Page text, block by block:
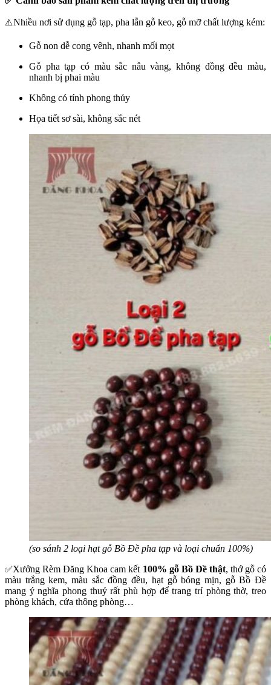
⚠️Nhiều nơi sử dụng gỗ tạp, pha lẫn gỗ keo, gỗ mỡ chất lượng kém:
Gỗ non dễ cong vênh, nhanh mối mọt
Gỗ pha tạp có màu sắc nâu vàng, không đồng đều màu,
nhanh bị phai màu
Không có tính phong thủy
Họa tiết sơ sài, không sắc nét
(so sánh 2 loại hạt gỗ Bồ Đề pha tạp và loại chuẩn 100%)
✅Xưởng Rèm Đăng Khoa cam kết 100% gỗ Bồ Đề thật, thớ gỗ có
màu trắng kem, màu sắc đồng đều, hạt gỗ bóng mịn, gỗ Bồ Đề
mang ý nghĩa phong thuỷ rất phù hợp để trang trí phòng thờ, treo
phòng khách, cửa thông phòng…